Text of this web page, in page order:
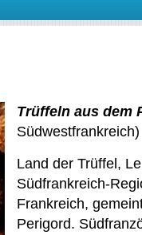
Trüffeln aus dem
Südwestfrankreich)
Land der Trüffel,
Südfrankreich-
Frankreich,
Perigord.